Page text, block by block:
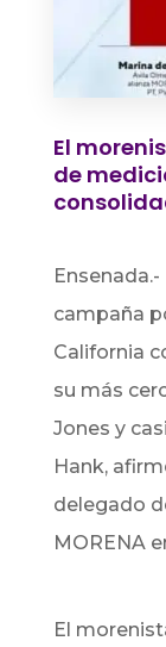
El
de
campaña
California
su más
Jones y
Hank,
delegado
MORENA
El